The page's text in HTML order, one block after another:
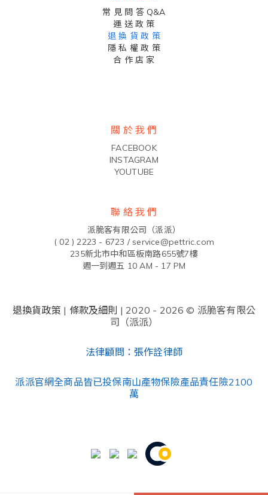
常 見 問 答 Q&A
運 送 政 策
退 換 貨 政 策
隱 私 權 政 策
合 作 店 家
關 於 我 們
FACEBOOK
INSTAGRAM
YOUTUBE
聯 絡 我 們
派脆客有限公司（派派）
( 02 ) 2223 - 6723 / service@pettric.com
235新北市中和區板南路655號7樓
週一到週五 10 AM - 17 PM
退換貨政策 | 條款及細則 | 2020 - 2026 © 派脆客有限公
司（派派）
法律顧問：張作詮律師
派派官網全商品皆已投保南山產物保險產品責任險2100
萬